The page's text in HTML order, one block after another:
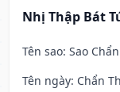
Nhị Thập Bát
Tên sao: Sao Chẩn
Tên ngày: Chẩn